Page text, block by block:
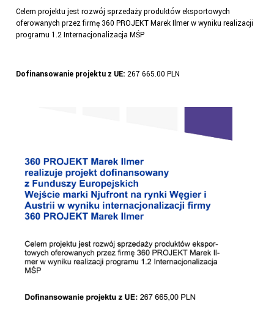
Celem projektu jest rozwój sprzedaży produktów eksportowych
oferowanych przez firmę 360 PROJEKT Marek Ilmer w wyniku realizacji
programu 1.2 Internacjonalizacja MŚP
Dofinansowanie projektu z UE: 267 665.00 PLN